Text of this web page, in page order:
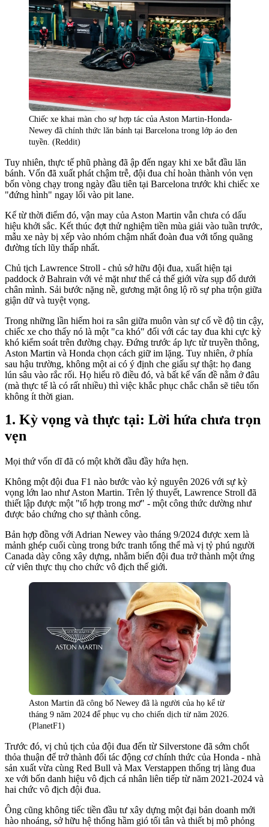
Chiếc xe khai màn cho sự hợp tác của Aston Martin-Honda-
Newey đã chính thức lăn bánh tại Barcelona trong lớp áo đen
tuyền. (Reddit)
Tuy nhiên, thực tế phũ phàng đã ập đến ngay khi xe bắt đầu lăn
bánh. Vốn đã xuất phát chậm trễ, đội đua chỉ hoàn thành vỏn vẹn
bốn vòng chạy trong ngày đầu tiên tại Barcelona trước khi chiếc xe
"đứng hình" ngay lối vào pit lane.
Kể từ thời điểm đó, vận may của Aston Martin vẫn chưa có dấu
hiệu khởi sắc. Kết thúc đợt thử nghiệm tiền mùa giải vào tuần trước,
mẫu xe này bị xếp vào nhóm chậm nhất đoàn đua với tổng quãng
đường tích lũy thấp nhất.
Chủ tịch Lawrence Stroll - chủ sở hữu đội đua, xuất hiện tại
paddock ở Bahrain với vẻ mặt như thể cả thế giới vừa sụp đổ dưới
chân mình. Sải bước nặng nề, gương mặt ông lộ rõ sự pha trộn giữa
giận dữ và tuyệt vọng.
Trong những lần hiếm hoi ra sân giữa muôn vàn sự cố về độ tin cậy,
chiếc xe cho thấy nó là một "ca khó" đối với các tay đua khi cực kỳ
khó kiểm soát trên đường chạy. Đứng trước áp lực từ truyền thông,
Aston Martin và Honda chọn cách giữ im lặng. Tuy nhiên, ở phía
sau hậu trường, không một ai có ý định che giấu sự thật: họ đang
lún sâu vào rắc rối. Họ hiểu rõ điều đó, và bất kể vấn đề nằm ở đâu
(mà thực tế là có rất nhiều) thì việc khắc phục chắc chắn sẽ tiêu tốn
không ít thời gian.
Kỳ vọng và thực tại: Lời hứa chưa trọn
vẹn
Mọi thứ vốn dĩ đã có một khởi đầu đầy hứa hẹn.
Không một đội đua F1 nào bước vào kỷ nguyên 2026 với sự kỳ
vọng lớn lao như Aston Martin. Trên lý thuyết, Lawrence Stroll đã
thiết lập được một "tổ hợp trong mơ" - một công thức dường như
được bảo chứng cho sự thành công.
Bản hợp đồng với Adrian Newey vào tháng 9/2024 được xem là
mảnh ghép cuối cùng trong bức tranh tổng thể mà vị tỷ phú người
Canada dày công xây dựng, nhằm biến đội đua trở thành một ứng
cử viên thực thụ cho chức vô địch thế giới.
Aston Martin đã công bố Newey đã là người của họ kể từ
tháng 9 năm 2024 để phục vụ cho chiến dịch từ năm 2026.
(PlanetF1)
Trước đó, vị chủ tịch của đội đua đến từ Silverstone đã sớm chốt
thỏa thuận để trở thành đối tác động cơ chính thức của Honda - nhà
sản xuất vừa cùng Red Bull và Max Verstappen thống trị làng đua
xe với bốn danh hiệu vô địch cá nhân liên tiếp từ năm 2021-2024 và
hai chức vô địch đội đua.
Ông cũng không tiếc tiền đầu tư xây dựng một đại bản doanh mới
hào nhoáng, sở hữu hệ thống hầm gió tối tân và thiết bị mô phỏng